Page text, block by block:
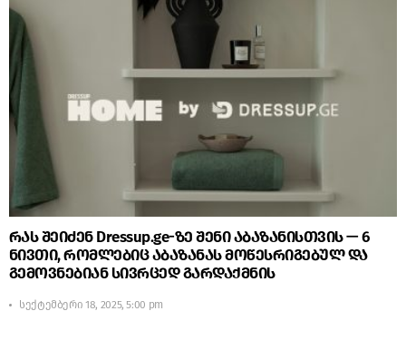
რას შეიძენ Dressup.ge-ზე შენი აბაზანისთვის — 6
ნივთი, რომლებიც აბაზანას მოწესრიგებულ და
გემოვნებიან სივრცედ გარდაქმნის
სექტემბერი 18, 2025, 5:00 pm